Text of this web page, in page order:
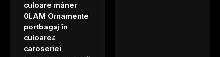
culoare mâner
0LAM Ornamente
portbagaj în
culoarea
caroseriei